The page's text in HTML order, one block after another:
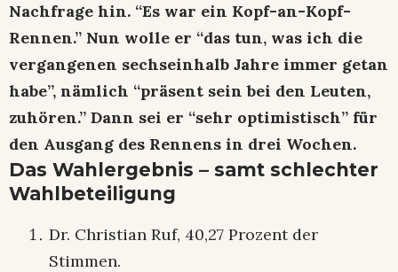
Nachfrage hin. “Es war ein Kopf-an-Kopf-
Rennen.” Nun wolle er “das tun, was ich die
vergangenen sechseinhalb Jahre immer getan
habe”, nämlich “präsent sein bei den Leuten,
zuhören.” Dann sei er “sehr optimistisch” für
den Ausgang des Rennens in drei Wochen.
Das Wahlergebnis – samt schlechter
Wahlbeteiligung
Dr. Christian Ruf, 40,27 Prozent der
Stimmen.